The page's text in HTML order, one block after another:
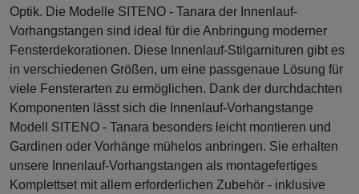
Optik. Die Modelle SITENO - Tanara der Innenlauf-
Vorhangstangen sind ideal für die Anbringung moderner
Fensterdekorationen. Diese Innenlauf-Stilgarnituren gibt es
in verschiedenen Größen, um eine passgenaue Lösung für
viele Fensterarten zu ermöglichen. Dank der durchdachten
Komponenten lässt sich die Innenlauf-Vorhangstange
Modell SITENO - Tanara besonders leicht montieren und
Gardinen oder Vorhänge mühelos anbringen. Sie erhalten
unsere Innenlauf-Vorhangstangen als montagefertiges
Komplettset mit allem erforderlichen Zubehör - inklusive